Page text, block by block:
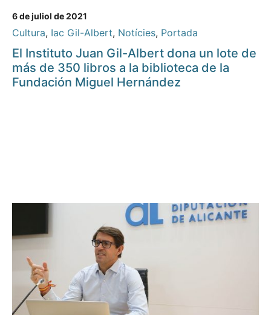
6 de juliol de 2021
Cultura, Iac Gil-Albert, Notícies, Portada
El Instituto Juan Gil-Albert dona un lote de
más de 350 libros a la biblioteca de la
Fundación Miguel Hernández